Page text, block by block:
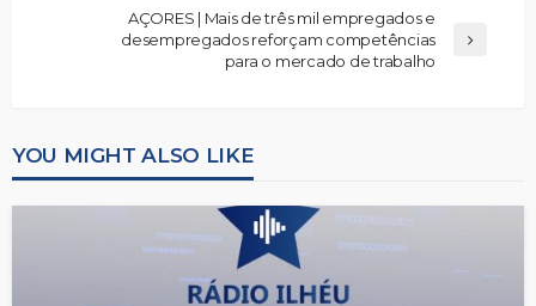
AÇORES | Mais de três mil empregados e
desempregados reforçam competências
para o mercado de trabalho
YOU MIGHT ALSO LIKE